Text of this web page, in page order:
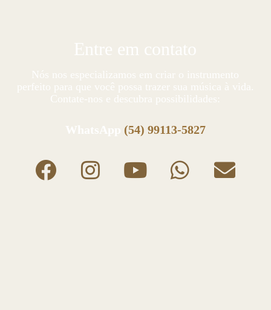
Entre em contato
Nós nos especializamos em criar o instrumento
perfeito para que você possa trazer sua música à vida.
Contate-nos e descubra possibilidades:
WhatsApp (54) 99113-5827